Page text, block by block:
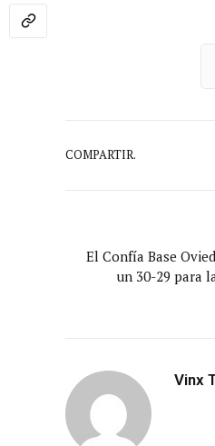
COMPARTIR.
El Confía Base
un 30-29 para
Vinx